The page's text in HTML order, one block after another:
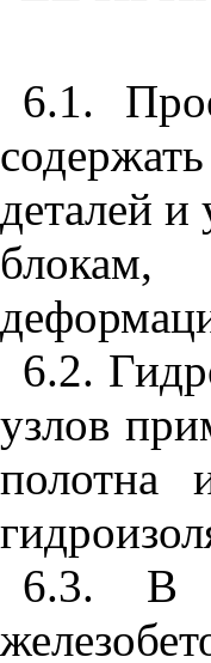
6.1.
деталей
блокам,
6.2.
узлов
полотна
6.3. В